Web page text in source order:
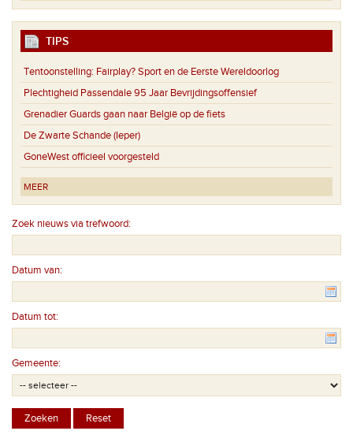
TIPS
Tentoonstelling: Fairplay? Sport en de Eerste Wereldoorlog
Plechtigheid Passendale 95 Jaar Bevrijdingsoffensief
Grenadier Guards gaan naar België op de fiets
De Zwarte Schande (Ieper)
GoneWest officieel voorgesteld
MEER
Zoek nieuws via trefwoord:
Datum van:
Datum tot:
Gemeente: